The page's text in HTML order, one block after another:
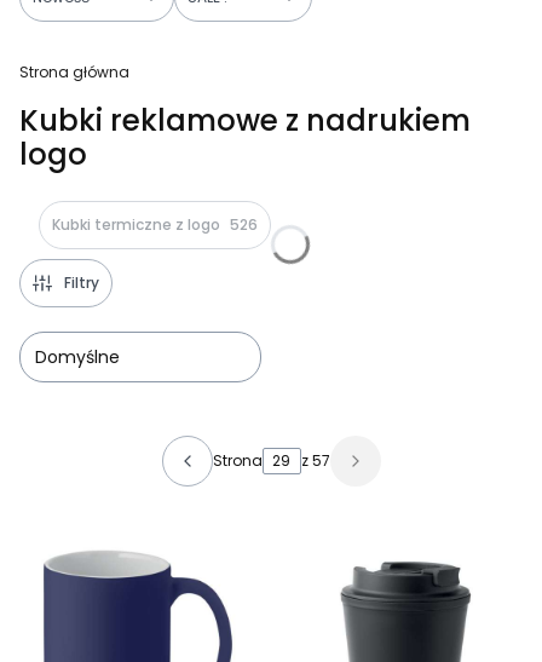
Strona główna
Kubki reklamowe z nadrukiem
logo
Kubki termiczne z logo 526
Filtry
Domyślne
Lista produktów
Strona z 57